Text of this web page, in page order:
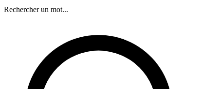
Rechercher un mot...